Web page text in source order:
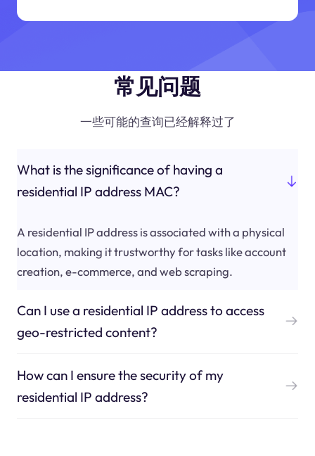
常见问题
一些可能的查询已经解释过了
What is the significance of having a
residential IP address MAC?
A residential IP address is associated with a physical
location, making it trustworthy for tasks like account
creation, e-commerce, and web scraping.
Can I use a residential IP address to access
geo-restricted content?
How can I ensure the security of my
residential IP address?